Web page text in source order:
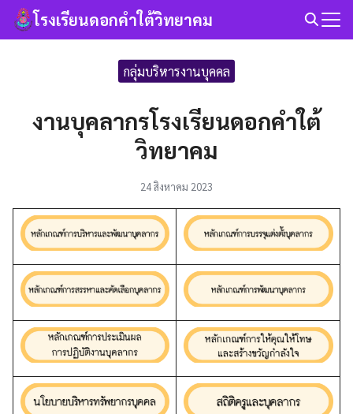
Skip
โรงเรียนดอกคำใต้วิทยาคม
กลุ่มบริหารงานบุคคล
งานบุคลากรโรงเรียนดอกคำใต้
วิทยาคม
24 สิงหาคม 2023